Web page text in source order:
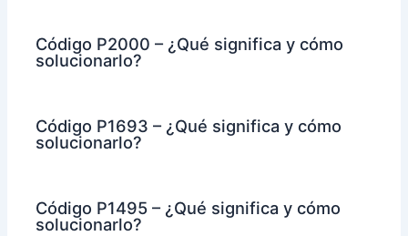
Código P2000 – ¿Qué significa y cómo
solucionarlo?
Código P1693 – ¿Qué significa y cómo
solucionarlo?
Código P1495 – ¿Qué significa y cómo
solucionarlo?